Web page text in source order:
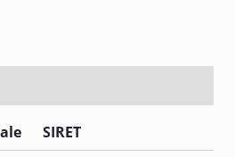
SIRET